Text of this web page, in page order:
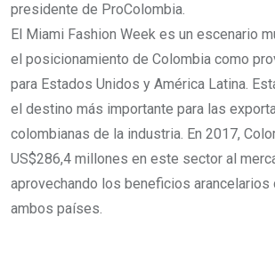
presidente de ProColombia.
El Miami Fashion Week es un escenario
el posicionamiento de Colombia como
para Estados Unidos y América Latina.
el destino más importante para las
colombianas de la industria. En 2017,
US$286,4 millones en este sector al
aprovechando los beneficios arancelarios
ambos países.